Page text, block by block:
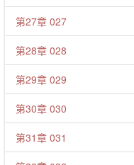
第27章 027
第28章 028
第29章 029
第30章 030
第31章 031